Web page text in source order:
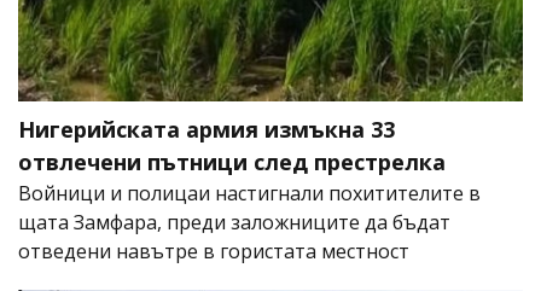
Нигерийската армия измъкна 33
отвлечени пътници след престрелка
Войници и полицаи настигнали похитителите в
щата Замфара, преди заложниците да бъдат
отведени навътре в гористата местност